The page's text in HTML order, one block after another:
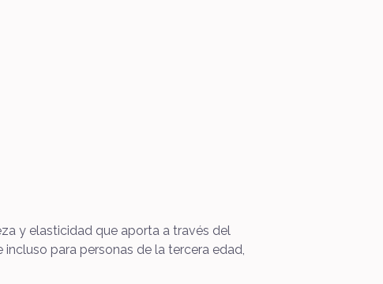
y elasticidad que aporta a través del
para personas de la tercera edad,